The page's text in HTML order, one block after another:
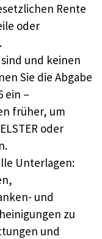
Rente
oder
und keinen
Sie die Abgabe
ein –
früher, um
oder
Unterlagen:
und
zu
und